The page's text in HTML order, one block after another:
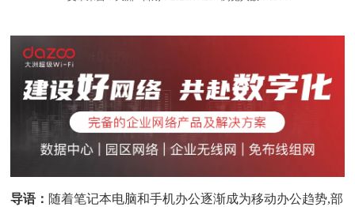
导语： 随着笔记本电脑和手机办公逐渐成为移动办公趋势,部